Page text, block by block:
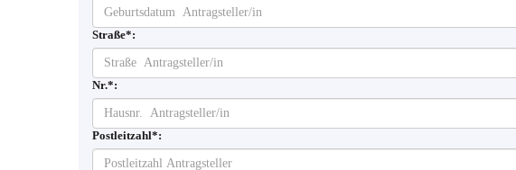
Straße*:
Nr.*:
Postleitzahl*: